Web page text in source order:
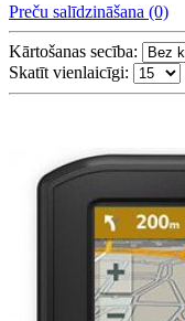
Preču salīdzināšana (0)
Kārtošanas secība:
Skatīt vienlaicīgi: